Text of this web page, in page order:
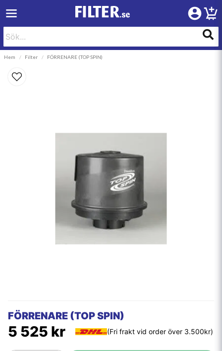
Hem Filter FÖRRENARE (TOP SPIN)
FÖRRENARE (TOP SPIN)
5 525 kr